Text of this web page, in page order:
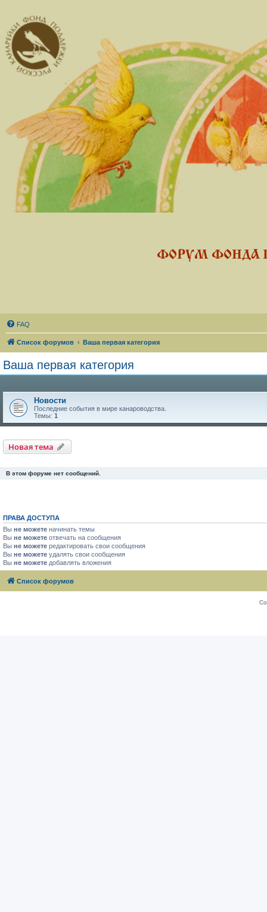
ФОРУМ ФОНДА
FAQ
Список форумов Ваша первая категория
Ваша первая категория
Новости
Последние события в мире канароводства.
Темы: 1
Новая тема
В этом форуме нет сообщений.
ПРАВА ДОСТУПА
Вы не можете начинать темы
Вы не можете отвечать на сообщения
Вы не можете редактировать свои сообщения
Вы не можете удалять свои сообщения
Вы не можете добавлять вложения
Список форумов